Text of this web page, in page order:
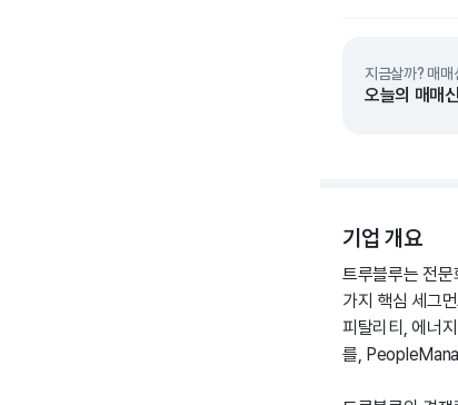
지금살까? 매매
오늘의 매매
기업 개요
트루블루는 전
가지 핵심 세그
피탈리티, 에너
를,